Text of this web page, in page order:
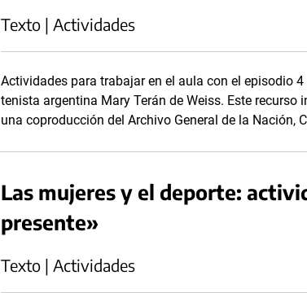
Texto | Actividades
Actividades para trabajar en el aula con el episodio
tenista argentina Mary Terán de Weiss. Este recurso
una coproducción del Archivo General de la Nación,
Las mujeres y el deporte:
presente»
Texto | Actividades